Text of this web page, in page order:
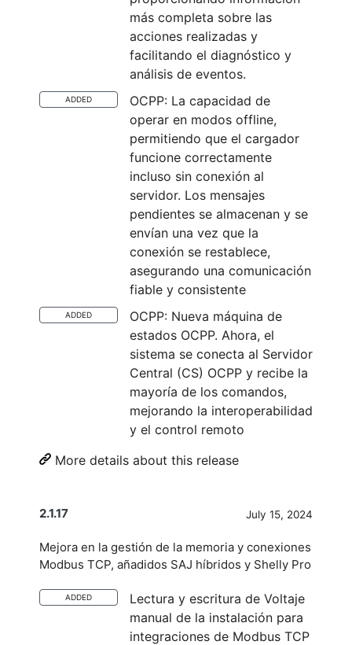
más completa sobre las
acciones realizadas y
facilitando el diagnóstico y
análisis de eventos.
ADDED
OCPP: La capacidad de
operar en modos offline,
permitiendo que el cargador
funcione correctamente
incluso sin conexión al
servidor. Los mensajes
pendientes se almacenan y se
envían una vez que la
conexión se restablece,
asegurando una comunicación
fiable y consistente
ADDED
OCPP: Nueva máquina de
estados OCPP. Ahora, el
sistema se conecta al Servidor
Central (CS) OCPP y recibe la
mayoría de los comandos,
mejorando la interoperabilidad
y el control remoto
More details about this release
2.1.17 July 15, 2024
Mejora en la gestión de la memoria y conexiones
Modbus TCP, añadidos SAJ híbridos y Shelly Pro
ADDED
Lectura y escritura de Voltaje
manual de la instalación para
integraciones de Modbus TCP